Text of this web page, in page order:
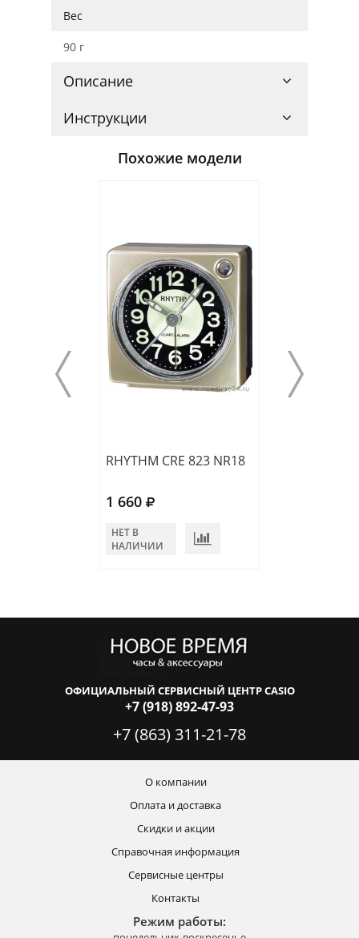
Вес
90 г
Описание
Инструкции
Похожие модели
RHYTHM CRE 823 NR18
1 660
НЕТ В
НАЛИЧИИ
ОФИЦИАЛЬНЫЙ СЕРВИСНЫЙ ЦЕНТР CASIO
+7 (918) 892-47-93
+7 (863) 311-21-78
О компании
Оплата и доставка
Скидки и акции
Справочная информация
Сервисные центры
Контакты
Режим работы: